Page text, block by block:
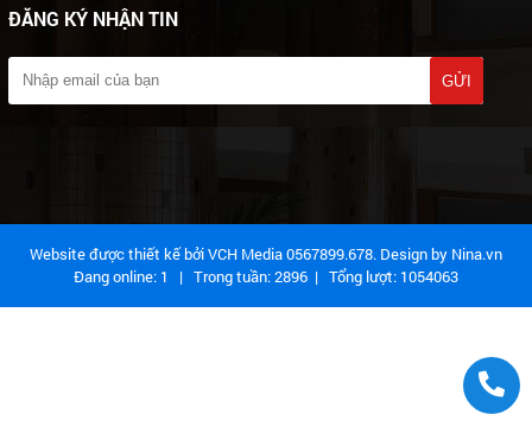
ĐĂNG KÝ NHẬN TIN
Website được thiết kế bởi VCH Media 0567899.678. Design by Nina.vn
Đang online: 1 | Trong tuần:2896| Tổng lượt: 1054063